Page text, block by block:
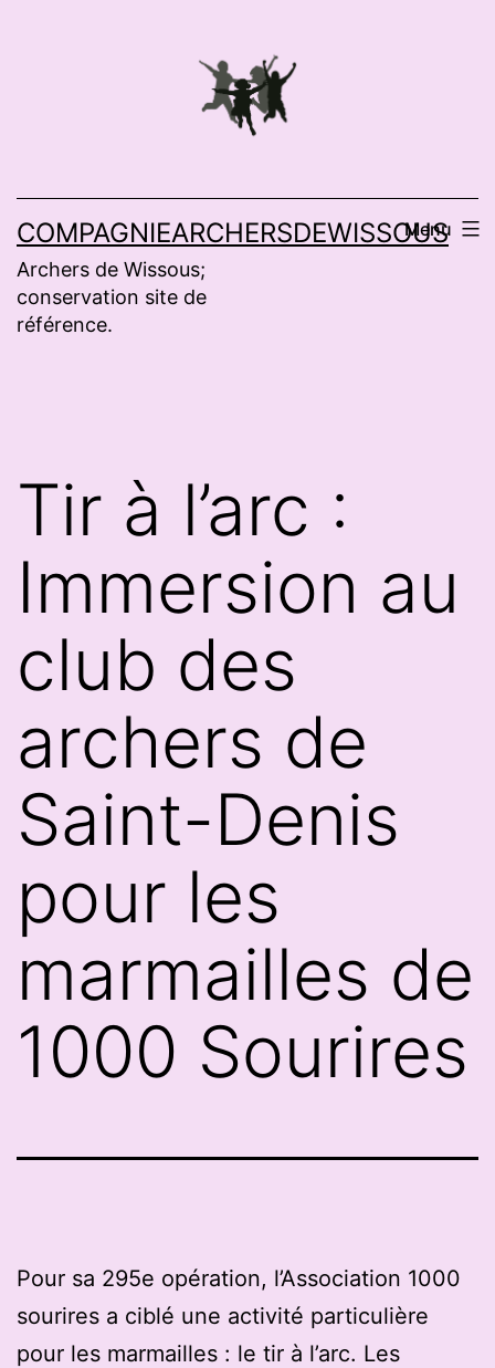
COMPAGNIEARCHERSDEWISSOUS
Archers de Wissous;
conservation site de
référence.
Menu
Tir à l’arc :
Immersion au
club des
archers de
Saint-Denis
pour les
marmailles de
1000 Sourires
Pour sa 295e opération, l’Association 1000
sourires a ciblé une activité particulière
pour les marmailles : le tir à l’arc. Les